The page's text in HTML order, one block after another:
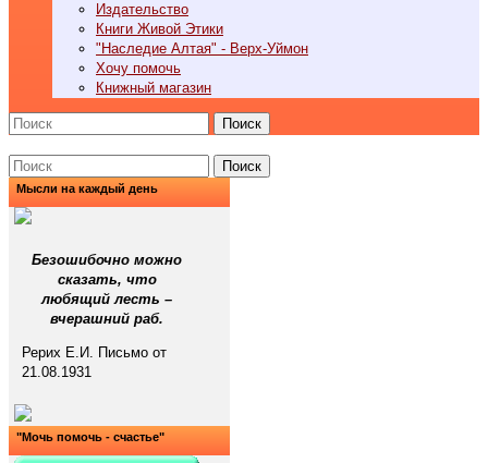
Издательство
Книги Живой Этики
"Наследие Алтая" - Верх-Уймон
Хочу помочь
Книжный магазин
Поиск
Поиск
Мысли на каждый день
Безошибочно можно
сказать, что
любящий лесть –
вчерашний раб.
Рерих Е.И. Письмо от
21.08.1931
"Мочь помочь - счастье"